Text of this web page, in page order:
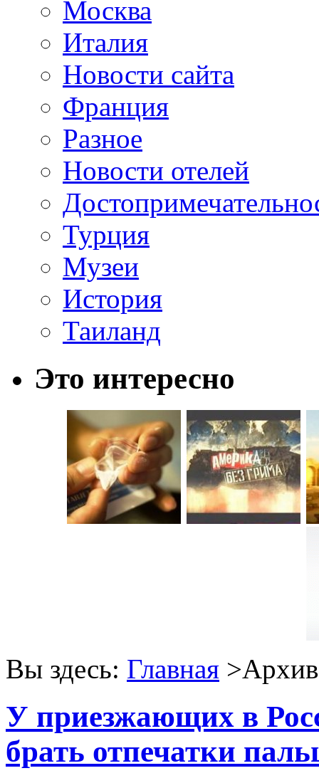
Москва
Италия
Новости сайта
Франция
Разное
Новости отелей
Турция
Музеи
История
Таиланд
Это интересно
Вы здесь: Главная >Архив
У приезжающих в
брать отпечатки